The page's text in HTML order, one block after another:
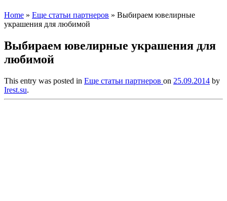
Home » Еще статьи партнеров » Выбираем ювелирные
украшения для любимой
Выбираем ювелирные украшения для
любимой
This entry was posted in Еще статьи партнеров on 25.09.2014 by
Irest.su.